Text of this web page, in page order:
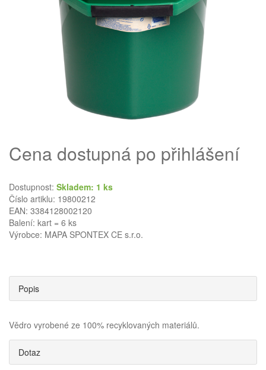
Cena dostupná po přihlášení
Dostupnost: Skladem: 1 ks
Číslo artiklu: 19800212
EAN: 3384128002120
Balení: kart = 6 ks
Výrobce: MAPA SPONTEX CE s.r.o.
Popis
Vědro vyrobené ze 100% recyklovaných materiálů.
Dotaz